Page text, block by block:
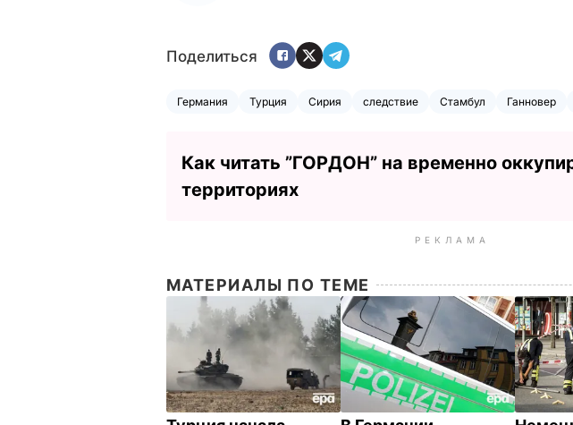
Поделиться
Германия Турция Сирия следствие Стамбул Ганновер
Как читать ”ГОРДОН” на временно
территориях
РЕКЛАМА
МАТЕРИАЛЫ ПО ТЕМЕ